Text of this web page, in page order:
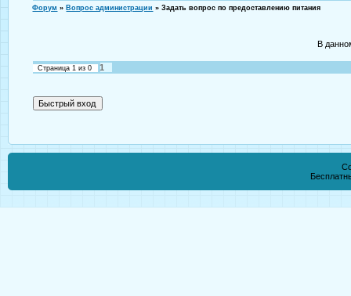
Форум » Вопрос администрации » Задать вопрос по предоставлению питания
В
Страница1 из0 1